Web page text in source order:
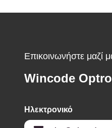
Επικοινωνήστε μαζί
Wincode
Ηλεκτρονικό